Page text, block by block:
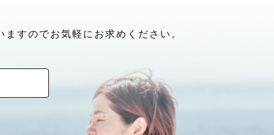
すのでお気軽にお求めください。